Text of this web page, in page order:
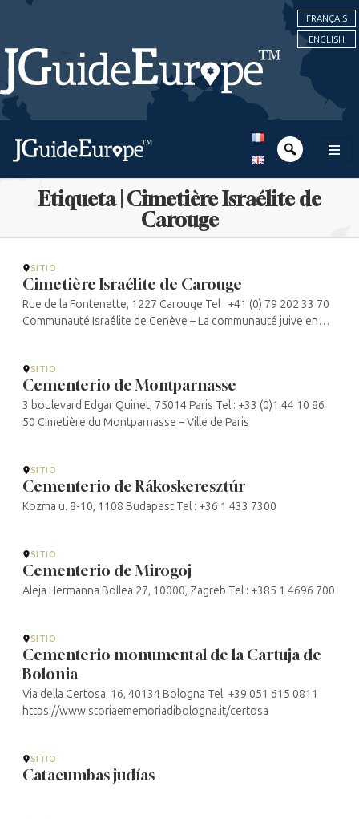
FRANÇAIS
ENGLISH
Etiqueta | Cimetière Israélite de
Carouge
SITIO
Cimetière Israélite de Carouge
Rue de la Fontenette, 1227 Carouge Tel : +41 (0) 79 202 33 70
Communauté Israélite de Genève – La communauté juive en
SITIO
Cementerio de Montparnasse
3 boulevard Edgar Quinet, 75014 Paris Tel : +33 (0)1 44 10 86
50 Cimetière du Montparnasse – Ville de Paris
SITIO
Cementerio de Rákoskeresztúr
Kozma u. 8-10, 1108 Budapest Tel : +36 1 433 7300
SITIO
Cementerio de Mirogoj
Aleja Hermanna Bollea 27, 10000, Zagreb Tel : +385 1 4696 700
SITIO
Cementerio monumental de la Cartuja de
Bolonia
Via della Certosa, 16, 40134 Bologna Tel: +39 051 615 0811
https://www.storiaememoriadibologna.it/certosa
SITIO
Catacumbas judías